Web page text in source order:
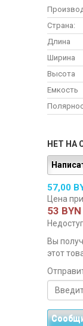
Страна:
Длина
Ширина
Высота
Емкость
НЕТ НА
57,00
Цена
53 BYN
Вы
этот